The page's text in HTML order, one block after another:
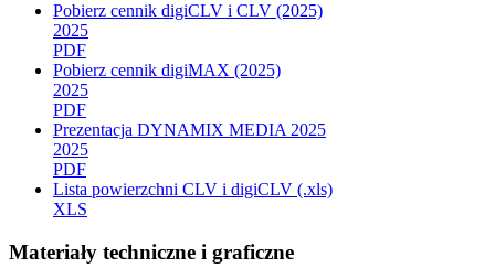
Pobierz cennik digiCLV i CLV (2025)
2025
PDF
Pobierz cennik digiMAX (2025)
2025
PDF
Prezentacja DYNAMIX MEDIA 2025
2025
PDF
Lista powierzchni CLV i digiCLV (.xls)
XLS
Materiały techniczne i graficzne